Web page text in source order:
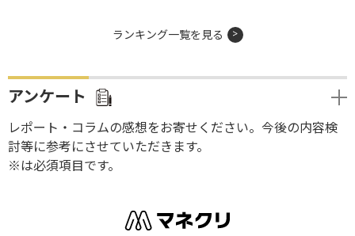
ランキング一覧を見る
アンケート
レポート・コラムの感想をお寄せください。今後の内容検
討等に参考にさせていただきます。
※は必須項目です。